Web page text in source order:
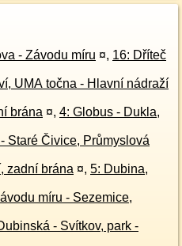
- Závodu míru ¤, 16: Dříteč
UMA točna - Hlavní nádraží
brána ¤, 4: Globus - Dukla,
Staré Čivice, Průmyslová
zadní brána ¤, 5: Dubina,
míru - Sezemice,
- Svítkov, park -